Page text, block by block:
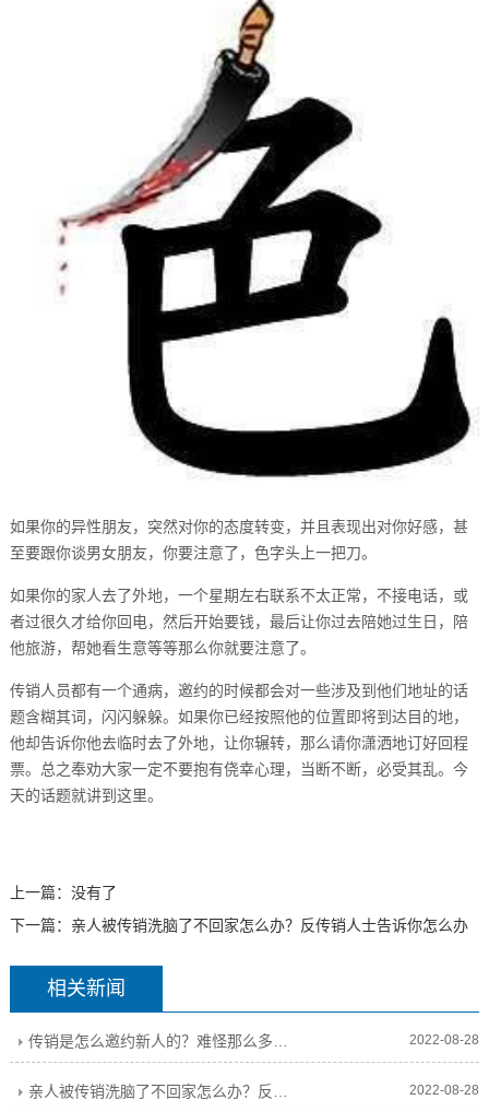
如果你的异性朋友，突然对你的态度转变，并且表现出对你好感，甚
至要跟你谈男女朋友，你要注意了，色字头上一把刀。
如果你的家人去了外地，一个星期左右联系不太正常，不接电话，或
者过很久才给你回电，然后开始要钱，最后让你过去陪她过生日，陪
他旅游，帮她看生意等等那么你就要注意了。
传销人员都有一个通病，邀约的时候都会对一些涉及到他们地址的话
题含糊其词，闪闪躲躲。如果你已经按照他的位置即将到达目的地，
他却告诉你他去临时去了外地，让你辗转，那么请你潇洒地订好回程
票。总之奉劝大家一定不要抱有侥幸心理，当断不断，必受其乱。今
天的话题就讲到这里。
上一篇：没有了
下一篇： 亲人被传销洗脑了不回家怎么办？反传销人士告诉你怎么办
相关新闻
2022-08-28
2022-08-28